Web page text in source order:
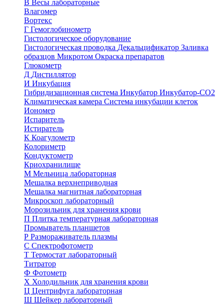
В Весы лабораторные
Влагомер
Вортекс
Г Гемоглобинометр
Гистологическое оборудование
Гистологическая проводка Декальцификатор Заливка
образцов Микротом Окраска препаратов
Глюкометр
Д Дистиллятор
И Инкубация
Гибридизационная система Инкубатор Инкубатор-СО2
Климатическая камера Система инкубации клеток
Иономер
Испаритель
Истиратель
К Коагулометр
Колориметр
Кондуктометр
Криохранилище
М Мельница лабораторная
Мешалка верхнеприводная
Мешалка магнитная лабораторная
Микроскоп лабораторный
Морозильник для хранения крови
П Плитка температурная лабораторная
Промыватель планшетов
Р Размораживатель плазмы
С Спектрофотометр
Т Термостат лабораторный
Титратор
Ф Фотометр
Х Холодильник для хранения крови
Ц Центрифуга лабораторная
Ш Шейкер лабораторный